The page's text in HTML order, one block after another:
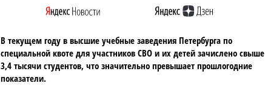
В текущем году в высшие учебные заведения Петербурга по
специальной квоте для участников СВО и их детей зачислено свыше
3,4 тысячи студентов, что значительно превышает прошлогодние
показатели.